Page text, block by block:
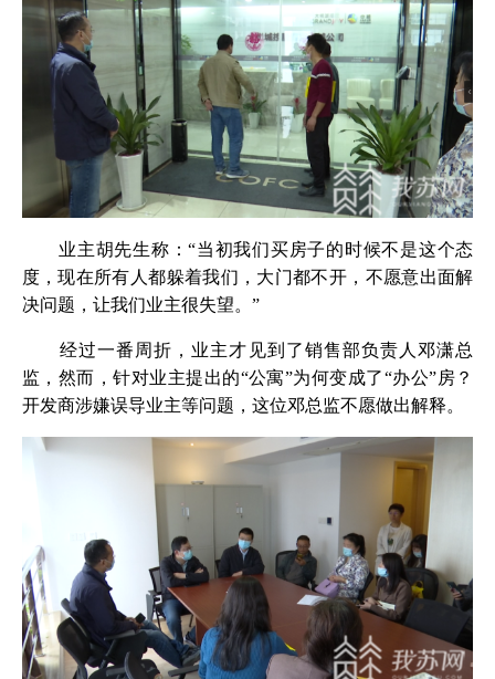
业主胡先生称：“当初我们买房子的时候不是这个态
度，现在所有人都躲着我们，大门都不开，不愿意出面解
决问题，让我们业主很失望。”
经过一番周折，业主才见到了销售部负责人邓潇总
监，然而，针对业主提出的“公寓”为何变成了“办公”房？
开发商涉嫌误导业主等问题，这位邓总监不愿做出解释。